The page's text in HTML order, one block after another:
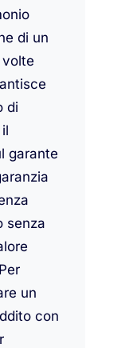
di un
di
garante
senza
un
con